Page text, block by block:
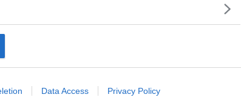
Data Access Privacy Policy
för DN.
i natten. Även om det var en
eller som begått
säger en annan SOG-